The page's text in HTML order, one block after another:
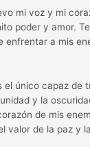
mi voz y mi
poder y amor.
enfrentar a mis
el único capaz de
y la
de mis
valor de la paz y